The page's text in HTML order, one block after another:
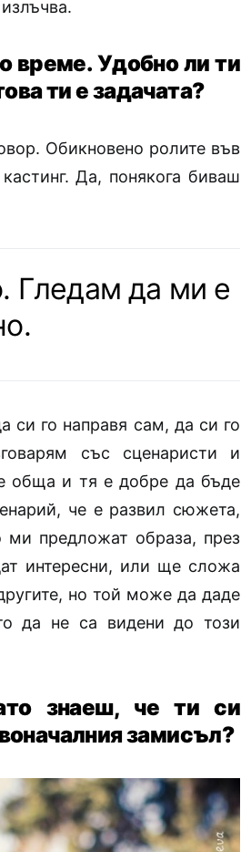
време. Удобно ли ти
ти е задачата?
Обикновено ролите във
Да, понякога биваш
Гледам да ми е
си го направя сам, да си го
със сценаристи и
обща и тя е добре да бъде
че е развил сюжета,
ми предложат образа, през
интересни, или ще сложа
но той може да даде
да не са видени до този
знаеш, че ти си
замисъл?